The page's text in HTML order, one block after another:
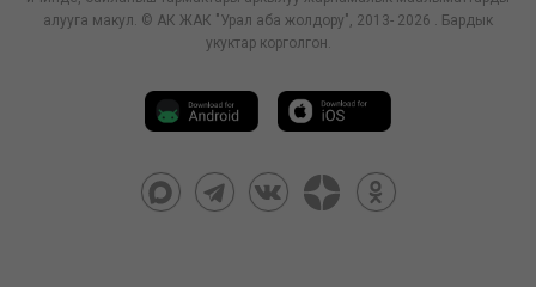
алууга макул. © АК ЖАК "Урал аба жолдору", 2013- 2026 . Бардык
укуктар корголгон.